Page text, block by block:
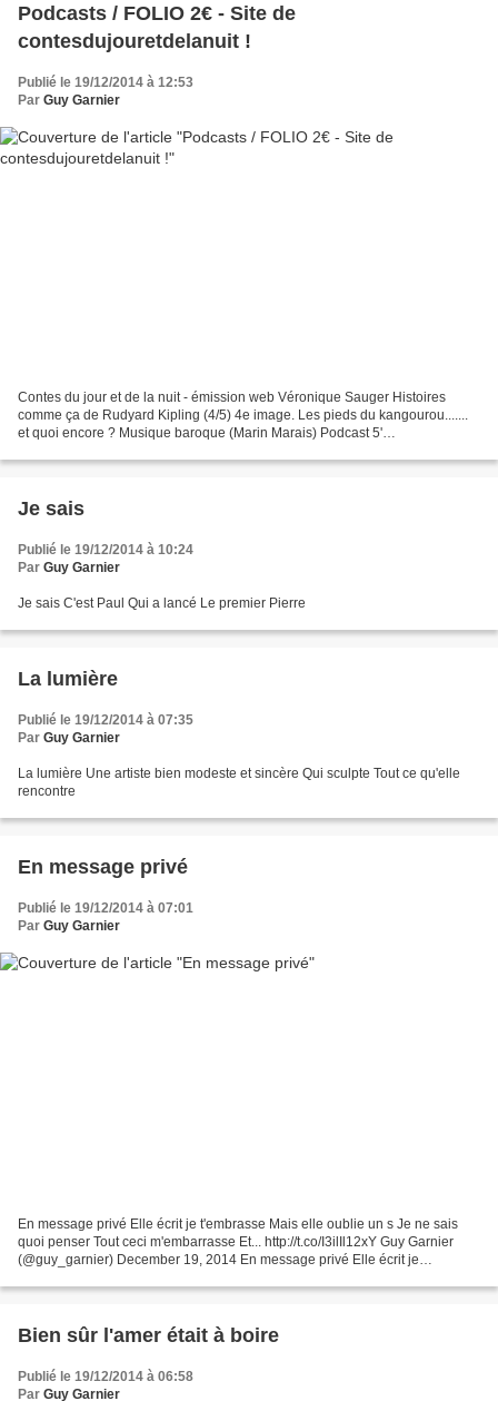
Podcasts / FOLIO 2€ - Site de
contesdujouretdelanuit !
Publié le 19/12/2014 à 12:53
Par Guy Garnier
Contes du jour et de la nuit - émission web Véronique Sauger Histoires
comme ça de Rudyard Kipling (4/5) 4e image. Les pieds du kangourou.......
et quoi encore ? Musique baroque (Marin Marais) Podcast 5'
Je sais
Publié le 19/12/2014 à 10:24
Par Guy Garnier
Je sais C'est Paul Qui a lancé Le premier Pierre
La lumière
Publié le 19/12/2014 à 07:35
Par Guy Garnier
La lumière Une artiste bien modeste et sincère Qui sculpte Tout ce qu'elle
rencontre
En message privé
Publié le 19/12/2014 à 07:01
Par Guy Garnier
En message privé Elle écrit je t'embrasse Mais elle oublie un s Je ne sais
quoi penser Tout ceci m'embarrasse Et... http://t.co/I3ilIl12xY Guy Garnier
(@guy_garnier) December 19, 2014 En message privé Elle écrit je
Bien sûr l'amer était à boire
Publié le 19/12/2014 à 06:58
Par Guy Garnier